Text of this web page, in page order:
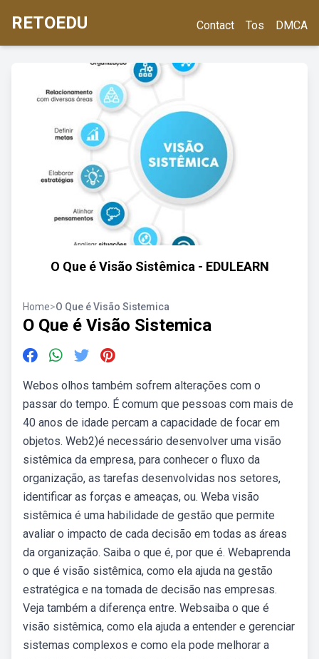
RETOEDU Contact Tos DMCA
O Que é Visão Sistêmica - EDULEARN
Home>O Que é Visão Sistemica
O Que é Visão Sistemica
Webos olhos também sofrem alterações com o
passar do tempo. É comum que pessoas com mais de
40 anos de idade percam a capacidade de focar em
objetos. Web2)é necessário desenvolver uma visão
sistêmica da empresa, para conhecer o fluxo da
organização, as tarefas desenvolvidas nos setores,
identificar as forças e ameaças, ou. Weba visão
sistêmica é uma habilidade de gestão que permite
avaliar o impacto de cada decisão em todas as áreas
da organização. Saiba o que é, por que é. Webaprenda
o que é visão sistêmica, como ela ajuda na gestão
estratégica e na tomada de decisão nas empresas.
Veja também a diferença entre. Websaiba o que é
visão sistêmica, como ela ajuda a entender e gerenciar
sistemas complexos e como ela pode melhorar a